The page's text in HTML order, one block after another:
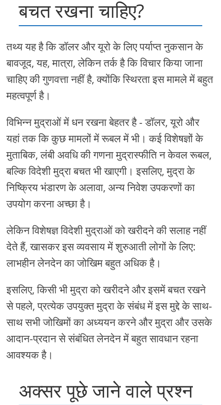
बचत रखना चाहिए?
तथ्य यह है कि डॉलर और यूरो के लिए पर्याप्त नुकसान के
बावजूद, यह, मात्रा, लेकिन तर्क है कि विचार किया जाना
चाहिए की गुणवत्ता नहीं है, क्योंकि स्थिरता इस मामले में बहुत
महत्वपूर्ण है।
विभिन्न मुद्राओं में धन रखना बेहतर है - डॉलर, यूरो और
यहां तक ​​कि कुछ मामलों में रूबल में भी। कई विशेषज्ञों के
मुताबिक, लंबी अवधि की गणना मुद्रास्फीति न केवल रूबल,
बल्कि विदेशी मुद्रा बचत भी खाएगी। इसलिए, मुद्रा के
निष्क्रिय भंडारण के अलावा, अन्य निवेश उपकरणों का
उपयोग करना अच्छा है।
लेकिन विशेषज्ञ विदेशी मुद्राओं को खरीदने की सलाह नहीं
देते हैं, खासकर इस व्यवसाय में शुरुआती लोगों के लिए:
लाभहीन लेनदेन का जोखिम बहुत अधिक है।
इसलिए, किसी भी मुद्रा को खरीदने और इसमें बचत रखने
से पहले, प्रत्येक उपयुक्त मुद्रा के संबंध में इस मुद्दे के साथ-
साथ सभी जोखिमों का अध्ययन करने और मुद्रा और उसके
आदान-प्रदान से संबंधित लेनदेन में बहुत सावधान रहना
आवश्यक है।
अक्सर पूछे जाने वाले प्रश्न